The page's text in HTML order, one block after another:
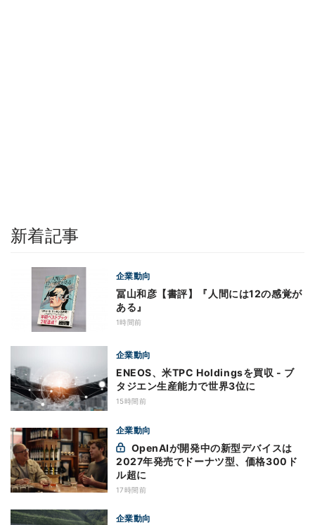
新着記事
企業動向
冨山和彦【書評】『人間には12の感覚が
ある』
1時間前
企業動向
ENEOS、米TPC Holdingsを買収 - ブ
タジエン生産能力で世界3位に
15時間前
企業動向
2027年発売でドーナツ型、価格300ド
ル超に
17時間前
企業動向